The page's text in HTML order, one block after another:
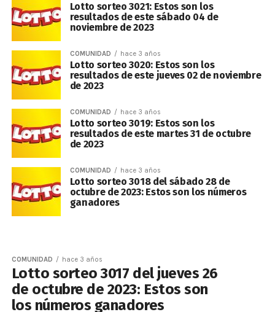
Lotto sorteo 3021: Estos son los
resultados de este sábado 04 de
noviembre de 2023
COMUNIDAD hace 3 años
Lotto sorteo 3020: Estos son los
resultados de este jueves 02 de noviembre
de 2023
COMUNIDAD hace 3 años
Lotto sorteo 3019: Estos son los
resultados de este martes 31 de octubre
de 2023
COMUNIDAD hace 3 años
Lotto sorteo 3018 del sábado 28 de
octubre de 2023: Estos son los números
ganadores
COMUNIDAD hace 3 años
Lotto sorteo 3017 del jueves 26
de octubre de 2023: Estos son
los números ganadores